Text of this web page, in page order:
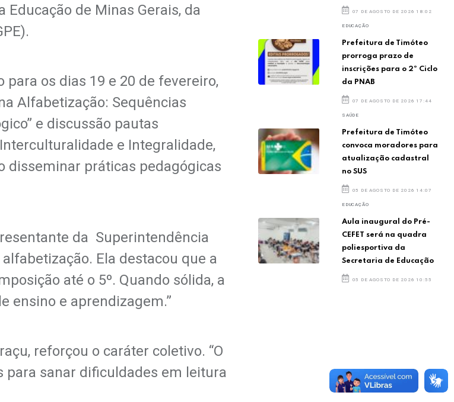
de Minas Gerais, da
os dias 19 e 20 de fevereiro,
Alfabetização: Sequências
e discussão pautas
e Integralidade,
disseminar práticas pedagógicas
da Superintendência
Ela destacou que a
até o 5º. Quando sólida, a
ensino e aprendizagem.”
reforçou o caráter coletivo. “O
sanar dificuldades em leitura
07 DE AGOSTO DE 2026 18:02
EDUCAÇÃO
Prefeitura de Timóteo
prorroga prazo de
inscrições para o 2º Ciclo
da PNAB
07 DE AGOSTO DE 2026 17:44
SAÚDE
Prefeitura de Timóteo
convoca moradores para
atualização cadastral
no SUS
05 DE AGOSTO DE 2026 14:07
EDUCAÇÃO
Aula inaugural do Pré-
CEFET será na quadra
poliesportiva da
Secretaria de Educação
05 DE AGOSTO DE 2026 10:55